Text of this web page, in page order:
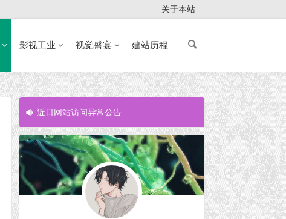
关于本站
影视工业 视觉盛宴 建站历程
近日网站访问异常公告 近日网站访问